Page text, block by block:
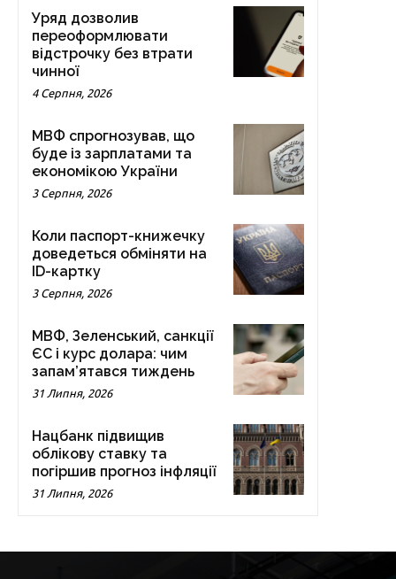
Уряд дозволив
переоформлювати
відстрочку без втрати
чинної
4 Серпня, 2026
МВФ спрогнозував, що
буде із зарплатами та
економікою України
3 Серпня, 2026
Коли паспорт-книжечку
доведеться обміняти на
ID-картку
3 Серпня, 2026
МВФ, Зеленський, санкції
ЄС і курс долара: чим
запам’ятався тиждень
31 Липня, 2026
Нацбанк підвищив
облікову ставку та
погіршив прогноз інфляції
31 Липня, 2026